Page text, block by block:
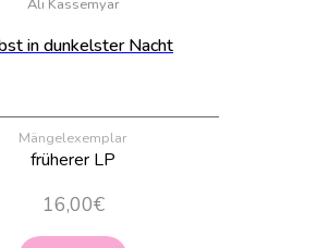
Ali Kassemyar
in dunkelster Nacht
Mängelexemplar
früherer LP
16,00€